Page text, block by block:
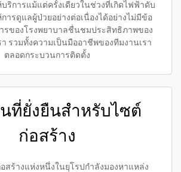
ริการแม้แต่ครั้งเดียวในช่วงที่เกิดไฟฟ้าดับ
ารดูแลผู้ป่วยอย่างต่อเนื่องได้อย่างไม่มีข้อ
รของโรงพยาบาลชื่นชมประสิทธิภาพของ
รวมทั้งความเป็นมืออาชีพของทีมงานเรา
ตลอดกระบวนการติดตั้ง
ที่ยั่งยืนสำหรับไซต์
ก่อสร้าง
สร้างแห่งหนึ่งในยุโรปกำลังมองหาแหล่ง